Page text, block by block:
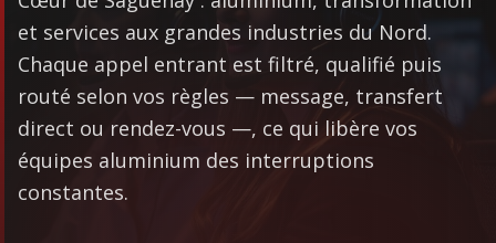
et services aux grandes industries du Nord.
Chaque appel entrant est filtré, qualifié puis
routé selon vos règles — message, transfert
direct ou rendez-vous —, ce qui libère vos
équipes aluminium des interruptions
constantes.